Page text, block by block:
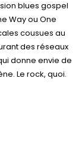
blues gospel
Way ou One
cousues au
des réseaux
donne envie de
Le rock, quoi.